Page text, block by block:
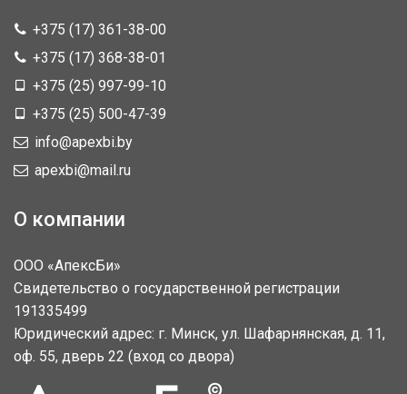
+375 (17) 361-38-00
+375 (17) 368-38-01
+375 (25) 997-99-10
+375 (25) 500-47-39
info@apexbi.by
apexbi@mail.ru
О компании
ООО «АпексБи»
Свидетельство о государственной регистрации
191335499
Юридический адрес: г. Минск, ул. Шафарнянская, д. 11,
оф. 55, дверь 22 (вход со двора)